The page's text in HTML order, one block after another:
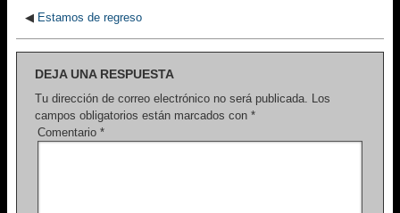
◀ Estamos de regreso
DEJA UNA RESPUESTA
Tu dirección de correo electrónico no será publicada. Los
campos obligatorios están marcados con *
Comentario *